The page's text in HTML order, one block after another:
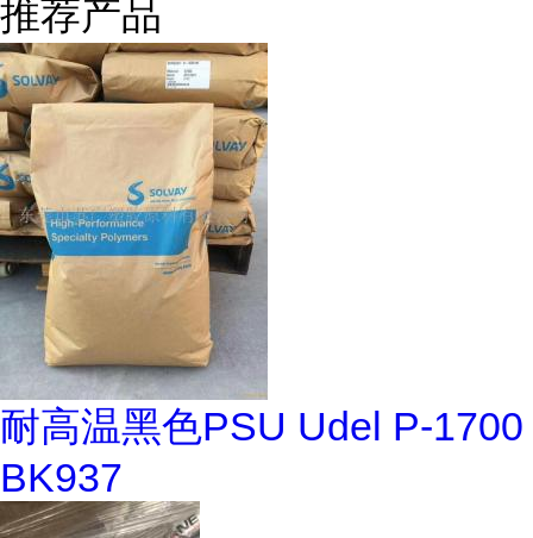
推荐产品
耐高温黑色PSU Udel P-1700
BK937